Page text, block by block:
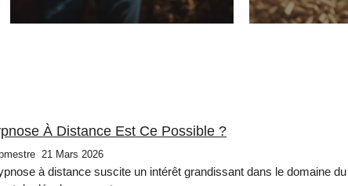
À Distance Est Ce Possible ?
21 Mars 2026
à distance suscite un intérêt grandissant dans le domaine